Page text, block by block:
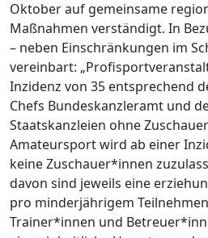
Oktober auf gemeinsame
Maßnahmen verständigt. In
– neben Einschränkungen im
vereinbart:
Inzidenz von 35 entsprechend
Chefs Bundeskanzleramt und
Staatskanzleien ohne
Amateursport wird ab einer
keine Zuschauer*innen
davon sind jeweils eine
pro minderjährigem
Trainer*innen und